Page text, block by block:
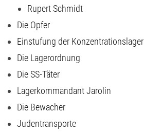
Rupert Schmidt
Die Opfer
Einstufung der Konzentrationslager
Die Lagerordnung
Die SS-Täter
Lagerkommandant Jarolin
Die Bewacher
Judentransporte